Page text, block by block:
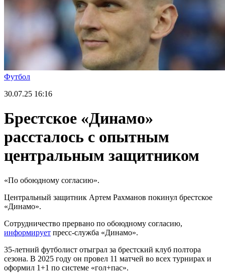
Футбол
30.07.25 16:16
Брестское «Динамо»
рассталось с опытным
центральным защитником
«По обоюдному согласию».
Центральный защитник Артем Рахманов покинул брестское
«Динамо».
Сотрудничество прервано по обоюдному согласию,
информирует пресс-служба «Динамо».
35-летний футболист отыграл за брестский клуб полтора
сезона. В 2025 году он провел 11 матчей во всех турнирах и
оформил 1+1 по системе «гол+пас».